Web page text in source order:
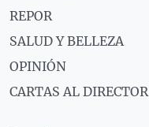
REPOR
SALUD Y BELLEZA
OPINIÓN
CARTAS AL DIRECTOR